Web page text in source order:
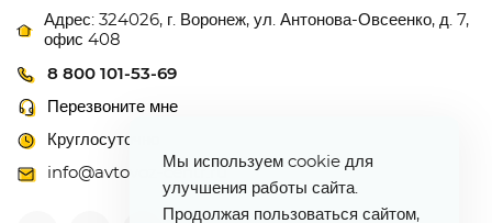
Адрес: 324026, г. Воронеж, ул. Антонова-Овсеенко, д. 7,
офис 408
8 800 101-53-69
Перезвоните мне
Круглосуточно
info@avtovoz-centr.ru
Мы используем cookie для
улучшения работы сайта.
Продолжая пользоваться сайтом,